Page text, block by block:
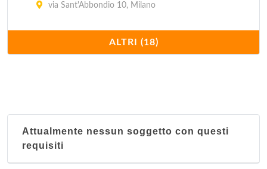
via Sant'Abbondio 10, Milano
Linea per non udenti
via Cesare Beccaria 19, Milano
Magenta
ALTRI (18)
Attualmente nessun soggetto con questi
requisiti